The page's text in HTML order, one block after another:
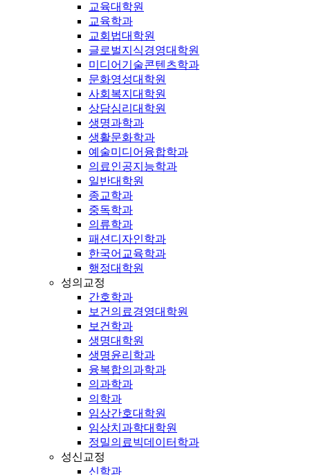
교육대학원
교육학과
교회법대학원
글로벌지식경영대학원
미디어기술콘텐츠학과
문화영성대학원
사회복지대학원
상담심리대학원
생명과학과
생활문화학과
예술미디어융합학과
의료인공지능학과
일반대학원
종교학과
중독학과
의류학과
패션디자인학과
한국어교육학과
행정대학원
성의교정
간호학과
보건의료경영대학원
보건학과
생명대학원
생명윤리학과
융복합의과학과
의과학과
의학과
임상간호대학원
임상치과학대학원
정밀의료빅데이터학과
성신교정
신학과